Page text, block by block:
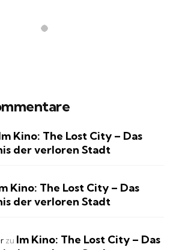
Kino: The Lost City – Das
der verloren Stadt
Kino: The Lost City – Das
der verloren Stadt
zu Im Kino: The Lost City – Das